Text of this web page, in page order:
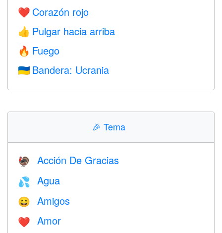
❤️ Corazón rojo
👍 Pulgar hacia arriba
🔥 Fuego
🇺🇦 Bandera: Ucrania
🎉 Tema
🦃 Acción De Gracias
💦 Agua
😄 Amigos
❤️️ Amor